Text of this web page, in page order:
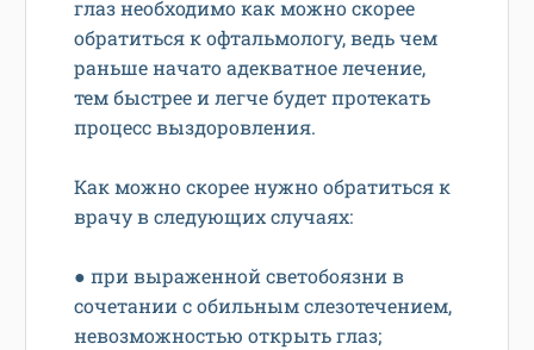
глаз необходимо как можно скорее
обратиться к офтальмологу, ведь чем
раньше начато адекватное лечение,
тем быстрее и легче будет протекать
процесс выздоровления.
Как можно скорее нужно обратиться к
врачу в следующих случаях:
● при выраженной светобоязни в
сочетании с обильным слезотечением,
невозможностью открыть глаз;